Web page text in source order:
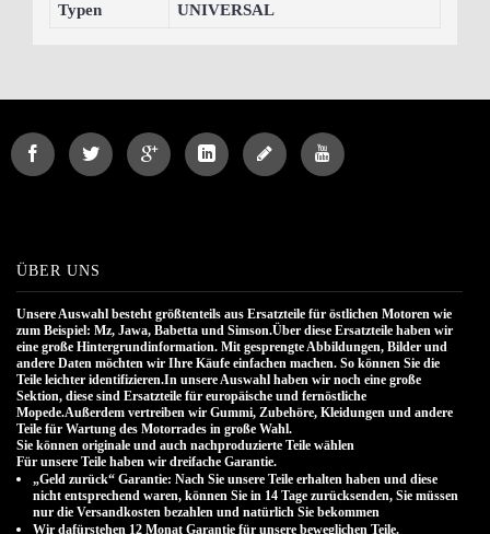
Typen
UNIVERSAL
ÜBER UNS
Unsere Auswahl besteht größtenteils aus Ersatzteile für östlichen Motoren wie
zum Beispiel: Mz, Jawa, Babetta und Simson.Über diese Ersatzteile haben wir
eine große Hintergrundinformation. Mit gesprengte Abbildungen, Bilder und
andere Daten möchten wir Ihre Käufe einfachen machen. So können Sie die
Teile leichter identifizieren.In unsere Auswahl haben wir noch eine große
Sektion, diese sind Ersatzteile für europäische und fernöstliche
Mopede.Außerdem vertreiben wir Gummi, Zubehöre, Kleidungen und andere
Teile für Wartung des Motorrades in große Wahl.
Sie können originale und auch nachproduzierte Teile wählen
Für unsere Teile haben wir dreifache Garantie.
„Geld zurück“ Garantie: Nach Sie unsere Teile erhalten haben und diese
nicht entsprechend waren, können Sie in 14 Tage zurücksenden, Sie müssen
nur die Versandkosten bezahlen und natürlich Sie bekommen
Wir dafürstehen 12 Monat Garantie für unsere beweglichen Teile.